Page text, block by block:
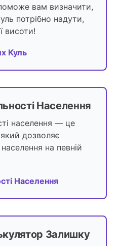
вам визначити,
потрібно надути,
висоти!
Куль
Населення
населення — це
дозволяє
на певній
Населення
Залишку